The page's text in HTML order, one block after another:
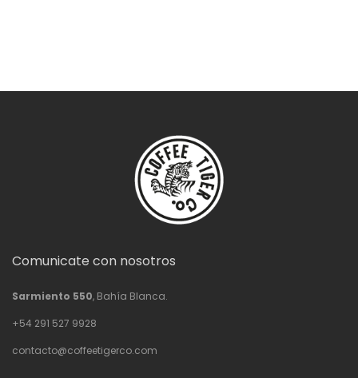
Comunicate con nosotros
Sarmiento 550, Bahía Blanca.
+54 291 527 9928
contacto@coffeetigerco.com